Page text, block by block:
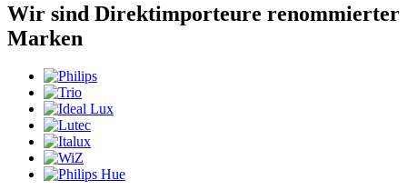
Wir sind Direktimporteure renommierter
Marken